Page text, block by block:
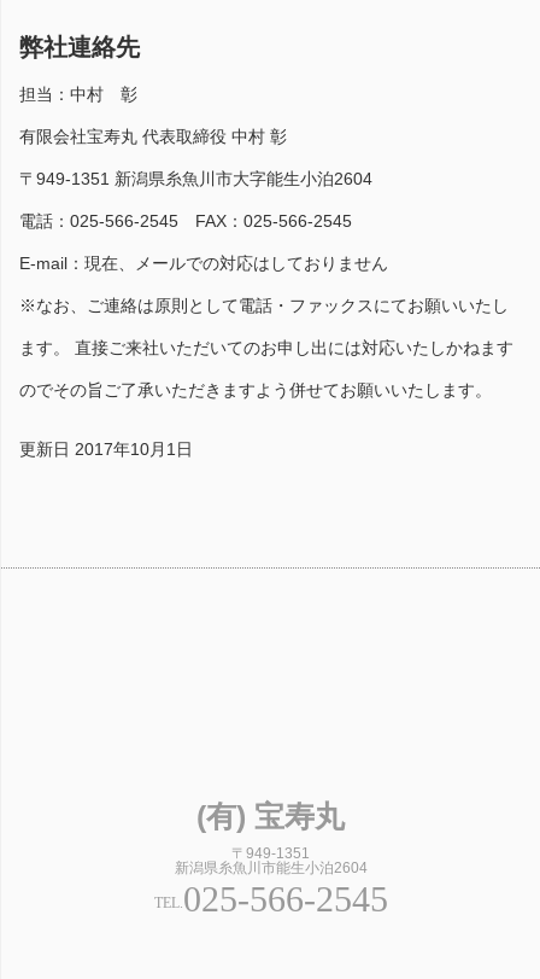
弊社連絡先
担当：中村 彰
有限会社宝寿丸 代表取締役 中村 彰
〒949-1351 新潟県糸魚川市大字能生小泊2604
電話：025-566-2545 FAX：025-566-2545
E-mail：現在、メールでの対応はしておりません
※なお、ご連絡は原則として電話・ファックスにてお願いいたし
ます。 直接ご来社いただいてのお申し出には対応いたしかねます
のでその旨ご了承いただきますよう併せてお願いいたします。
更新日 2017年10月1日
(有) 宝寿丸
〒949-1351
新潟県糸魚川市能生小泊2604
TEL.025-566-2545